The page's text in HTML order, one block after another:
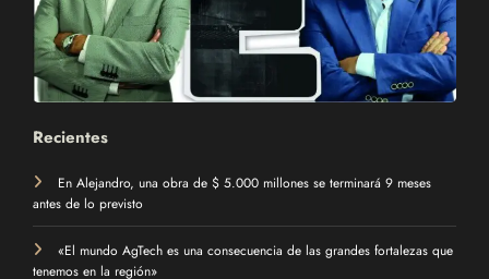
Recientes
En Alejandro, una obra de $ 5.000 millones se terminará 9 meses
antes de lo previsto
«El mundo AgTech es una consecuencia de las grandes fortalezas que
tenemos en la región»